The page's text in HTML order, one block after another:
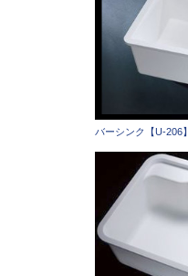
バーシンク【U-206】